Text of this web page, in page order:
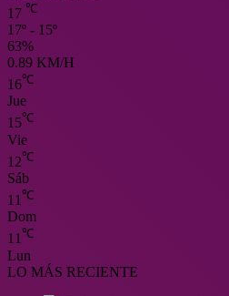
17 ℃
17º - 15º
63%
0.89 KM/H
16℃
Jue
15℃
Vie
12℃
Sáb
11 ℃
Dom
11℃
Lun
LO MÁS RECIENTE